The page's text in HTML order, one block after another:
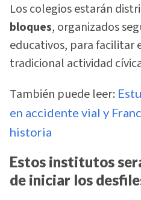
Los colegios estarán
bloques, organizados
educativos, para facilitar
tradicional actividad
También puede leer:
en accidente vial y
historia
Estos institutos
de iniciar los